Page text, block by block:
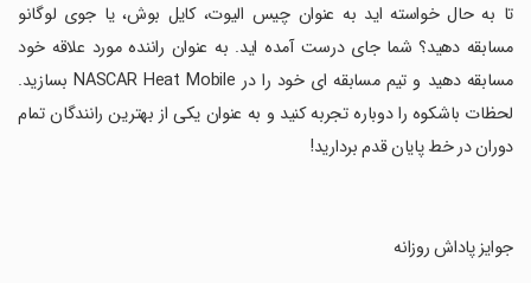
‏تا به حال خواسته اید به عنوان چیس الیوت، کایل بوش، یا جوی لوگانو
مسابقه دهید؟ شما جای درست آمده اید. به عنوان راننده مورد علاقه خود
مسابقه دهید و تیم مسابقه ای خود را در NASCAR Heat Mobile بسازید.
لحظات باشکوه را دوباره تجربه کنید و به عنوان یکی از بهترین رانندگان تمام
دوران در خط پایان قدم بردارید!
‏جوایز پاداش روزانه